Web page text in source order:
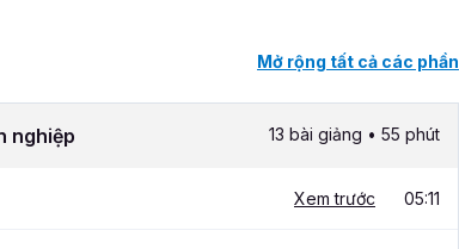
Mở rộng tất cả các phần
nghiệp 13 bài giảng • 55 phút
Xem trước 05:11